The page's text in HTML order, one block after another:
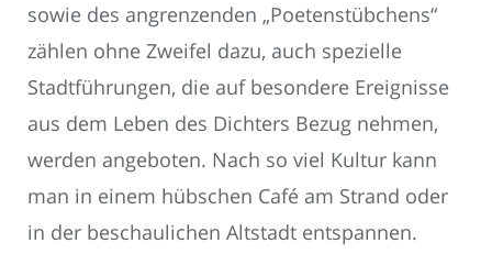
sowie des angrenzenden „Poetenstübchens“
zählen ohne Zweifel dazu, auch spezielle
Stadtführungen, die auf besondere Ereignisse
aus dem Leben des Dichters Bezug nehmen,
werden angeboten. Nach so viel Kultur kann
man in einem hübschen Café am Strand oder
in der beschaulichen Altstadt entspannen.